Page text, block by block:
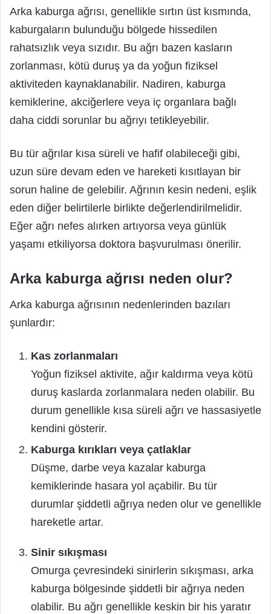
Arka kaburga ağrısı, genellikle sırtın üst kısmında,
kaburgaların bulunduğu bölgede hissedilen
rahatsızlık veya sızıdır. Bu ağrı bazen kasların
zorlanması, kötü duruş ya da yoğun fiziksel
aktiviteden kaynaklanabilir. Nadiren, kaburga
kemiklerine, akciğerlere veya iç organlara bağlı
daha ciddi sorunlar bu ağrıyı tetikleyebilir.
Bu tür ağrılar kısa süreli ve hafif olabileceği gibi,
uzun süre devam eden ve hareketi kısıtlayan bir
sorun haline de gelebilir. Ağrının kesin nedeni, eşlik
eden diğer belirtilerle birlikte değerlendirilmelidir.
Eğer ağrı nefes alırken artıyorsa veya günlük
yaşamı etkiliyorsa doktora başvurulması önerilir.
Arka kaburga ağrısı neden olur?
Arka kaburga ağrısının nedenlerinden bazıları
şunlardır:
Kas zorlanmaları
Yoğun fiziksel aktivite, ağır kaldırma veya kötü
duruş kaslarda zorlanmalara neden olabilir. Bu
durum genellikle kısa süreli ağrı ve hassasiyetle
kendini gösterir.
Kaburga kırıkları veya çatlaklar
Düşme, darbe veya kazalar kaburga
kemiklerinde hasara yol açabilir. Bu tür
durumlar şiddetli ağrıya neden olur ve genellikle
hareketle artar.
Sinir sıkışması
Omurga çevresindeki sinirlerin sıkışması, arka
kaburga bölgesinde şiddetli bir ağrıya neden
olabilir. Bu ağrı genellikle keskin bir his yaratır